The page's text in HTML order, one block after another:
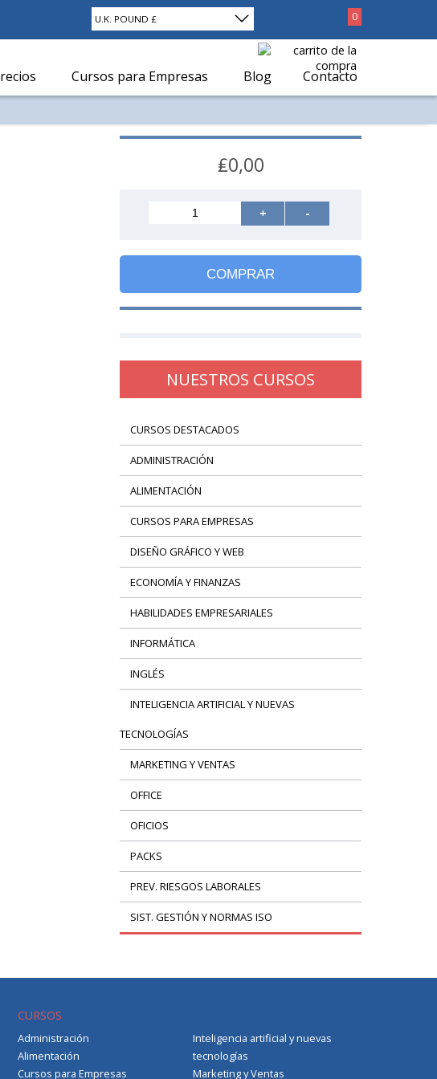
U.K. POUND £ 0
Cursos para Empresas Blog Contacto
₤0,00
+ -
COMPRAR
NUESTROS CURSOS
CURSOS DESTACADOS
ADMINISTRACIÓN
ALIMENTACIÓN
CURSOS PARA EMPRESAS
DISEÑO GRÁFICO Y WEB
ECONOMÍA Y FINANZAS
HABILIDADES EMPRESARIALES
INFORMÁTICA
INGLÉS
INTELIGENCIA ARTIFICIAL Y NUEVAS
TECNOLOGÍAS
MARKETING Y VENTAS
OFFICE
OFICIOS
PACKS
PREV. RIESGOS LABORALES
SIST. GESTIÓN Y NORMAS ISO
CURSOS
Administración
Alimentación
Cursos para Empresas
Inteligencia artificial y nuevas
tecnologías
Marketing y Ventas